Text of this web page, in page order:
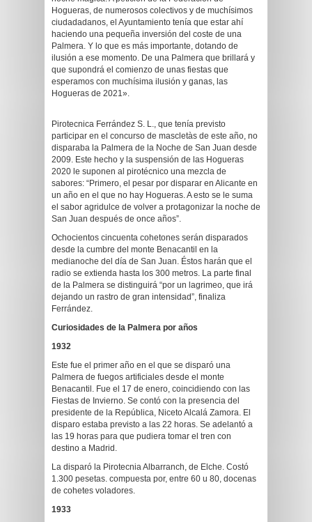
Hogueras, de numerosos colectivos y de muchísimos
ciudadadanos, el Ayuntamiento tenía que estar ahí
haciendo una pequeña inversión del coste de una
Palmera. Y lo que es más importante, dotando de
ilusión a ese momento. De una Palmera que brillará y
que supondrá el comienzo de unas fiestas que
esperamos con muchísima ilusión y ganas, las
Hogueras de 2021».
Pirotecnica Ferrández S. L., que tenía previsto
participar en el concurso de mascletàs de este año, no
disparaba la Palmera de la Noche de San Juan desde
2009. Este hecho y la suspensión de las Hogueras
2020 le suponen al pirotécnico una mezcla de
sabores: “Primero, el pesar por disparar en Alicante en
un año en el que no hay Hogueras. A esto se le suma
el sabor agridulce de volver a protagonizar la noche de
San Juan después de once años”.
Ochocientos cincuenta cohetones serán disparados
desde la cumbre del monte Benacantil en la
medianoche del día de San Juan. Éstos harán que el
radio se extienda hasta los 300 metros. La parte final
de la Palmera se distinguirá “por un lagrimeo, que irá
dejando un rastro de gran intensidad”, finaliza
Ferrández.
Curiosidades de la Palmera por años
1932
Este fue el primer año en el que se disparó una
Palmera de fuegos artificiales desde el monte
Benacantil. Fue el 17 de enero, coincidiendo con las
Fiestas de Invierno. Se contó con la presencia del
presidente de la República, Niceto Alcalá Zamora. El
disparo estaba previsto a las 22 horas. Se adelantó a
las 19 horas para que pudiera tomar el tren con
destino a Madrid.
La disparó la Pirotecnia Albarranch, de Elche. Costó
1.300 pesetas. compuesta por, entre 60 u 80, docenas
de cohetes voladores.
1933